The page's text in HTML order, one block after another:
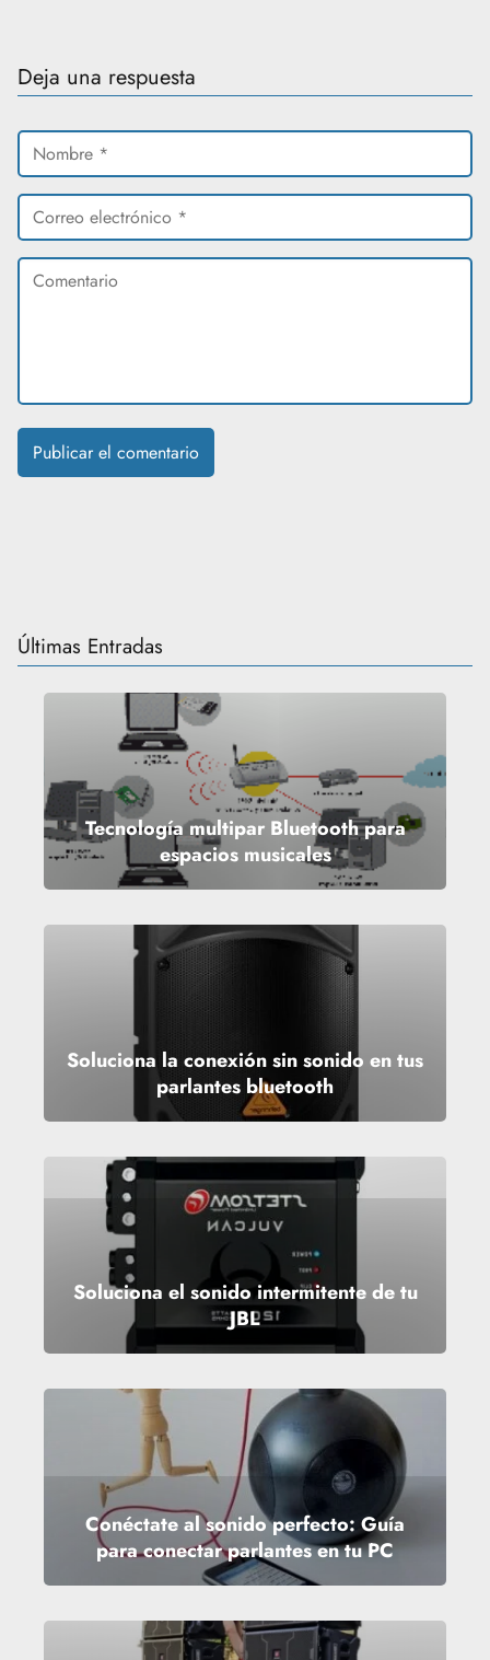
Deja una respuesta
Últimas Entradas
Tecnología multipar Bluetooth para
espacios musicales
Soluciona la conexión sin sonido en tus
parlantes bluetooth
Soluciona el sonido intermitente de tu
JBL
Conéctate al sonido perfecto: Guía
para conectar parlantes en tu PC